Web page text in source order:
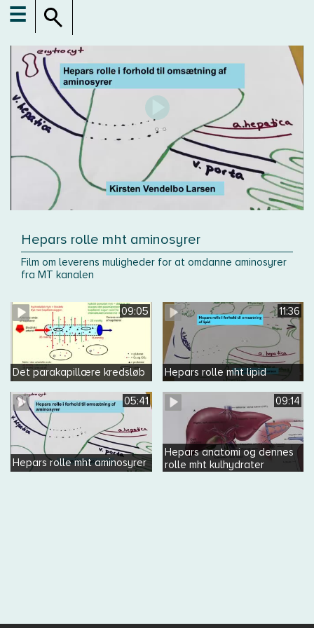
☰
Hepars rolle mht aminosyrer
Film om leverens muligheder for at omdanne aminosyrer
fra MT kanalen
09:05
Det parakapillære kredsløb
11:36
Hepars rolle mht lipid
05:41
Hepars rolle mht aminosyrer
09:14
Hepars anatomi og dennes
rolle mht kulhydrater